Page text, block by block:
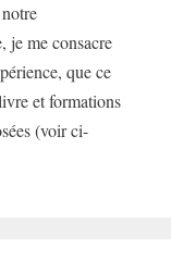
je me consacre
que ce
et formations
(voir ci-